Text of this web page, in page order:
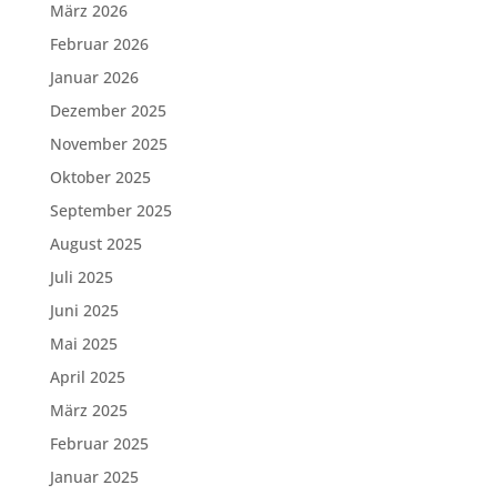
März 2026
Februar 2026
Januar 2026
Dezember 2025
November 2025
Oktober 2025
September 2025
August 2025
Juli 2025
Juni 2025
Mai 2025
April 2025
März 2025
Februar 2025
Januar 2025